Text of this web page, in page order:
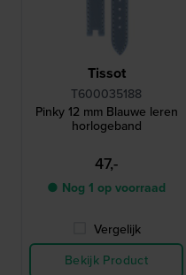
Tissot
T600035188
Pinky 12 mm Blauwe leren
horlogeband
47,-
● Nog 1 op voorraad
Vergelijk
Bekijk Product